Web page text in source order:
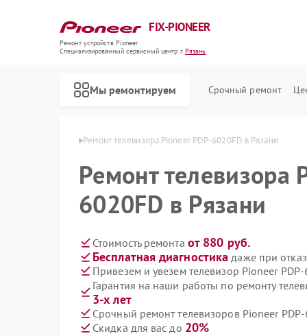
FIX-PIONEER
Ремонт устройств Pioneer
Специализированный cервисный центр г.Рязань
Мы ремонтируем Срочный ремонт
Pioneer в Рязани Ремонт телевизора Pioneer PDP-6020FD в Рязани
Ремонт телевизора
6020FD в Рязани
Стоимость ремонта от 880 руб.
Бесплатная диагностика даже при
Привезем и увезем телевизор Pioneer
Гарантия на наши работы по ремонту
3-х лет
Срочный ремонт телевизоров Pioneer
Скидка для вас до 20%